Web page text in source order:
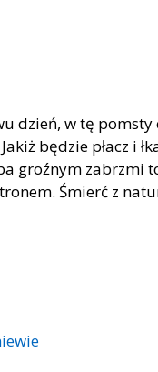
dzień, w tę
będzie płacz i
groźnym zabrzmi
Śmierć z